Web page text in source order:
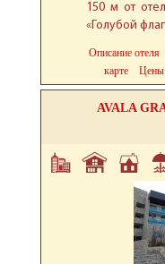
150 м от
«Голубой
Описание отеля
карте
Цены
AVALA